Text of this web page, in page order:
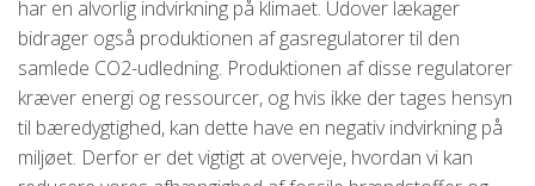
har en alvorlig indvirkning på klimaet. Udover lækager
bidrager også produktionen af gasregulatorer til den
samlede CO2-udledning. Produktionen af disse regulatorer
kræver energi og ressourcer, og hvis ikke der tages hensyn
til bæredygtighed, kan dette have en negativ indvirkning på
miljøet. Derfor er det vigtigt at overveje, hvordan vi kan